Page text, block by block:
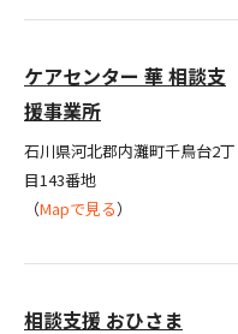
ケアセンター 華 相談支
援事業所
石川県河北郡内灘町千鳥台2丁
目143番地
（Mapで見る）
相談支援 おひさま